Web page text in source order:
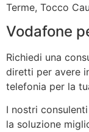
Terme, Tocco
Vodafone
Richiedi una
diretti per avere
telefonia per la
I nostri
la soluzione